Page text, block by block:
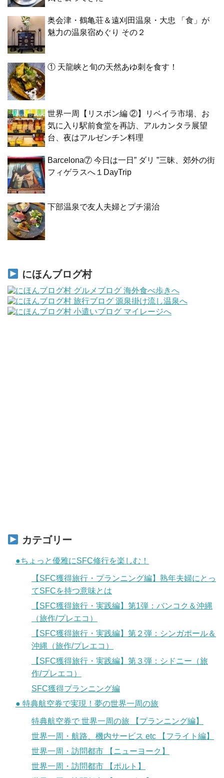
奥会津・鶴亀荘＆遠刈田温泉・大忠 「食」が
魅力の温泉宿めぐり その２
① 天龍峡と旬の天然あゆ刺を食す！
世界一周【リスボン編 ②】リベイラ市場、お
気に入り駅前食堂を再訪、アルカンタラ展望
台、夜はアルゼンチン料理
Barcelona⑦ 今日は一日” ダリ ”三昧、郊外の街
フィゲラスへ１DayTrip
下部温泉で友人夫婦とプチ湯治
にほんブログ村
カテゴリー
●ちょっと優雅にSFC修行を楽しむ！
【SFC獲得旅行・プランニング編】熟年夫婦にとっ
てSFCを持つ意味とは
【SFC獲得旅行・実践編】第1弾：バンコク＆沖縄
（旅作/プレエコ）
【SFC獲得旅行・実践編】第２弾：シンガポール＆
沖縄（旅作/プレエコ）
【SFC獲得旅行・実践編】第３弾：シドニー（旅
作/プレエコ）
SFC獲得プランニング編
● 特典航空券で実現！夢の世界一周の旅
特典航空券で 世界一周の旅 【プランニング編】
世界一周・航路、機内サービス etc 【フライト編】
世界一周・訪問都市 【ニューヨーク】
世界一周・訪問都市 【ポルト】